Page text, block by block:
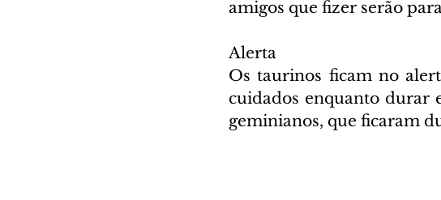
amigos que fizer serão
Alerta
Os taurinos ficam no
cuidados enquanto durar
geminianos, que ficaram